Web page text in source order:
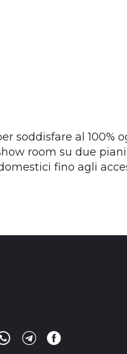
al 100%
room su due
fino agli